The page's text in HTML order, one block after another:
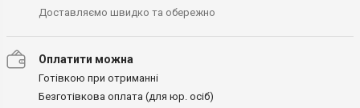
Доставляємо швидко та обережно
Оплатити можна
Готівкою при отриманні
Безготівкова оплата (для юр. осіб)